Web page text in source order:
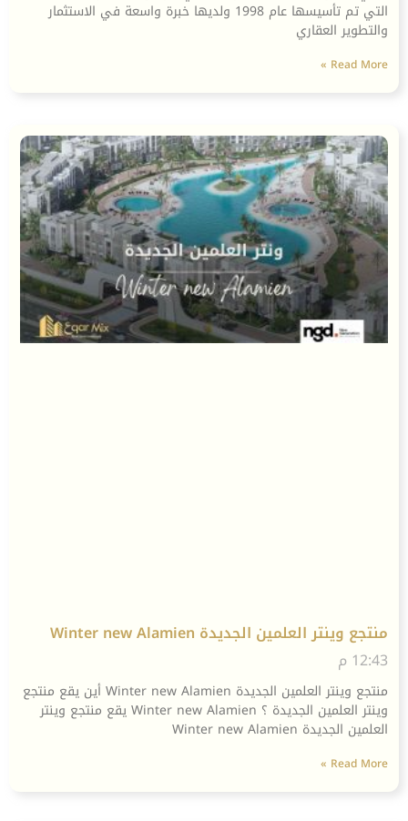
التي تم تأسيسها عام 1998 ولديها خبرة واسعة في الاستثمار
والتطوير العقاري
Read More »
منتجع وينتر العلمين الجديدة Winter new Alamien
12:43 م
منتجع وينتر العلمين الجديدة Winter new Alamien أين يقع منتجع
وينتر العلمين الجديدة ؟ Winter new Alamien يقع منتجع وينتر
العلمين الجديدة Winter new Alamien
Read More »